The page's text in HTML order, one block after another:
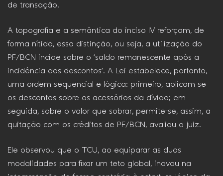
de transação.
A topografia e a semântica do inciso IV reforçam, de
forma nítida, essa distinção, ou seja, a utilização do
PF/BCN incide sobre o ‘saldo remanescente após a
incidência dos descontos’. A Lei estabelece, portanto,
uma ordem sequencial e lógica: primeiro, aplicam-se
os descontos sobre os acessórios da dívida; em
seguida, sobre o valor que sobrar, permite-se, assim, a
quitação com os créditos de PF/BCN, avaliou o juiz.
Ele observou que o TCU, ao equiparar as duas
modalidades para fixar um teto global, inovou na